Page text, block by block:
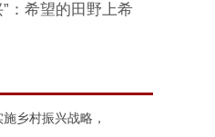
”：希望的田野上希
乡村振兴战略，